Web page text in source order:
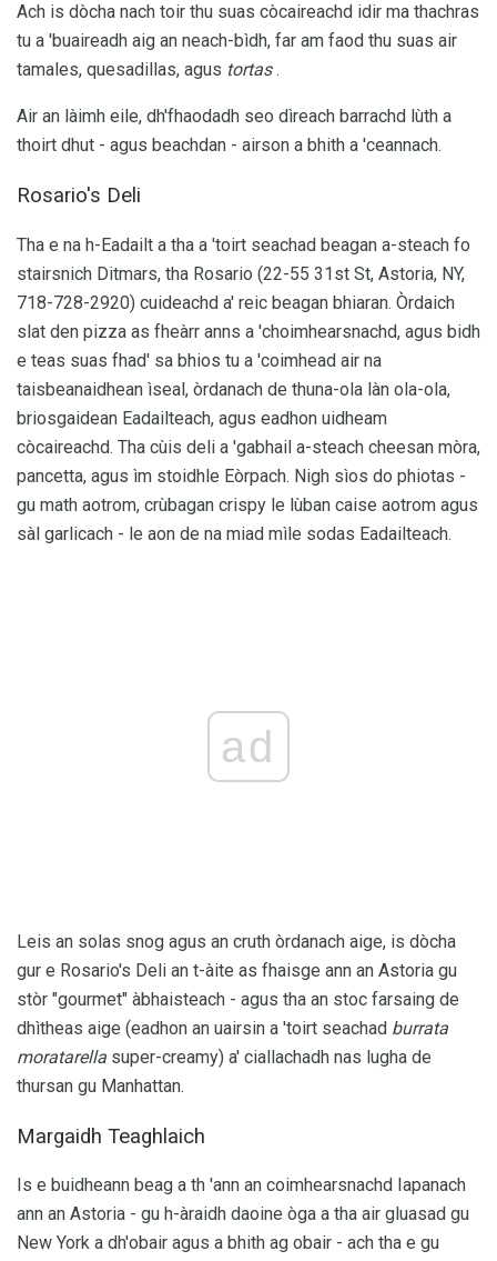
Ach is dòcha nach toir thu suas còcaireachd idir ma thachras
tu a 'buaireadh aig an neach-bìdh, far am faod thu suas air
tamales, quesadillas, agus tortas.
Air an làimh eile, dh'fhaodadh seo dìreach barrachd lùth a
thoirt dhut - agus beachdan - airson a bhith a 'ceannach.
Rosario's Deli
Tha e na h-Eadailt a tha a 'toirt seachad beagan a-steach fo
stairsnich Ditmars, tha Rosario (22-55 31st St, Astoria, NY,
718-728-2920) cuideachd a' reic beagan bhiaran. Òrdaich
slat den pizza as fheàrr anns a 'choimhearsnachd, agus bidh
e teas suas fhad' sa bhios tu a 'coimhead air na
taisbeanaidhean ìseal, òrdanach de thuna-ola làn ola-ola,
briosgaidean Eadailteach, agus eadhon uidheam
còcaireachd. Tha cùis deli a 'gabhail a-steach cheesan mòra,
pancetta, agus ìm stoidhle Eòrpach. Nigh sìos do phiotas -
gu math aotrom, crùbagan crispy le lùban caise aotrom agus
sàl garlicach - le aon de na miad mìle sodas Eadailteach.
ad
Leis an solas snog agus an cruth òrdanach aige, is dòcha
gur e Rosario's Deli an t-àite as fhaisge ann an Astoria gu
stòr "gourmet" àbhaisteach - agus tha an stoc farsaing de
dhìtheas aige (eadhon an uairsin a 'toirt seachad burrata
moratarella super-creamy) a' ciallachadh nas lugha de
thursan gu Manhattan.
Margaidh Teaghlaich
Is e buidheann beag a th 'ann an coimhearsnachd Iapanach
ann an Astoria - gu h-àraidh daoine òga a tha air gluasad gu
New York a dh'obair agus a bhith ag obair - ach tha e gu